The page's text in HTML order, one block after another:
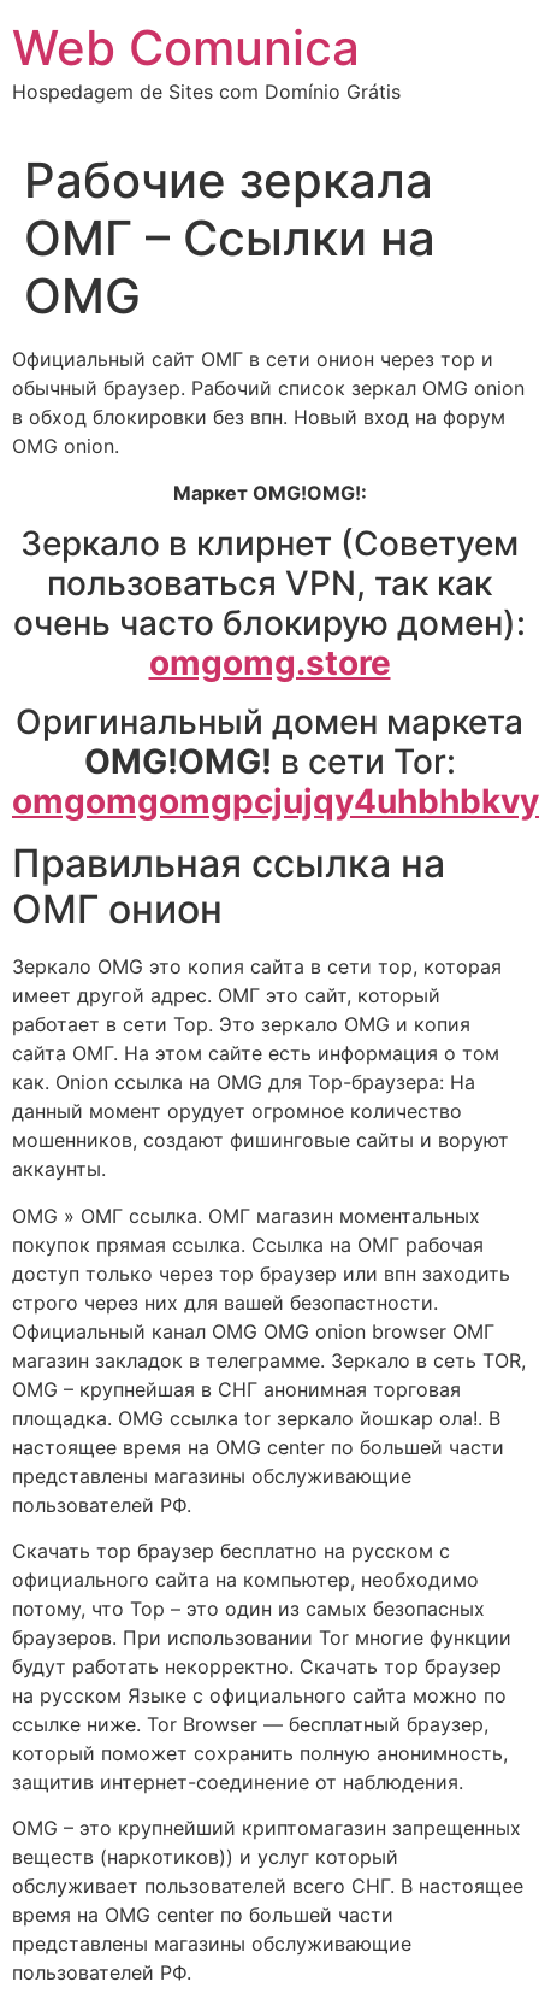
para
conteúdo
Web Comunica
Hospedagem de Sites com Domínio Grátis
Рабочие зеркала
ОМГ – Ссылки на
OMG
Официальный сайт ОМГ в сети онион через тор и
обычный браузер. Рабочий список зеркал OMG onion
в обход блокировки без впн. Новый вход на форум
OMG onion.
Маркет OMG!OMG!:
Зеркало в клирнет (Советуем
пользоваться VPN, так как
очень часто блокирую домен):
omgomg.store
Оригинальный домен маркета
OMG!OMG! в сети Tor:
Правильная ссылка на
ОМГ онион
Зеркало OMG это копия сайта в сети тор, которая
имеет другой адрес. ОМГ это сайт, который
работает в сети Тор. Это зеркало OMG и копия
сайта ОМГ. На этом сайте есть информация о том
как. Onion ссылка на OMG для Тор-браузера: На
данный момент орудует огромное количество
мошенников, создают фишинговые сайты и воруют
аккаунты.
OMG » ОМГ ссылка. ОМГ магазин моментальных
покупок прямая ссылка. Ссылка на ОМГ рабочая
доступ только через тор браузер или впн заходить
строго через них для вашей безопастности.
Официальный канал OMG OMG onion browser ОМГ
магазин закладок в телеграмме. Зеркало в сеть TOR,
OMG – крупнейшая в СНГ анонимная торговая
площадка. OMG ссылка tor зеркало йошкар ола!. В
настоящее время на OMG center по большей части
представлены магазины обслуживающие
пользователей РФ.
Скачать тор браузер бесплатно на русском с
официального сайта на компьютер, необходимо
потому, что Тор – это один из самых безопасных
браузеров. При использовании Tor многие функции
будут работать некорректно. Скачать тор браузер
на русском Языке с официального сайта можно по
ссылке ниже. Tor Browser — бесплатный браузер,
который поможет сохранить полную анонимность,
защитив интернет-соединение от наблюдения.
OMG – это крупнейший криптомагазин запрещенных
веществ (наркотиков)) и услуг который
обслуживает пользователей всего СНГ. В настоящее
время на OMG center по большей части
представлены магазины обслуживающие
пользователей РФ.